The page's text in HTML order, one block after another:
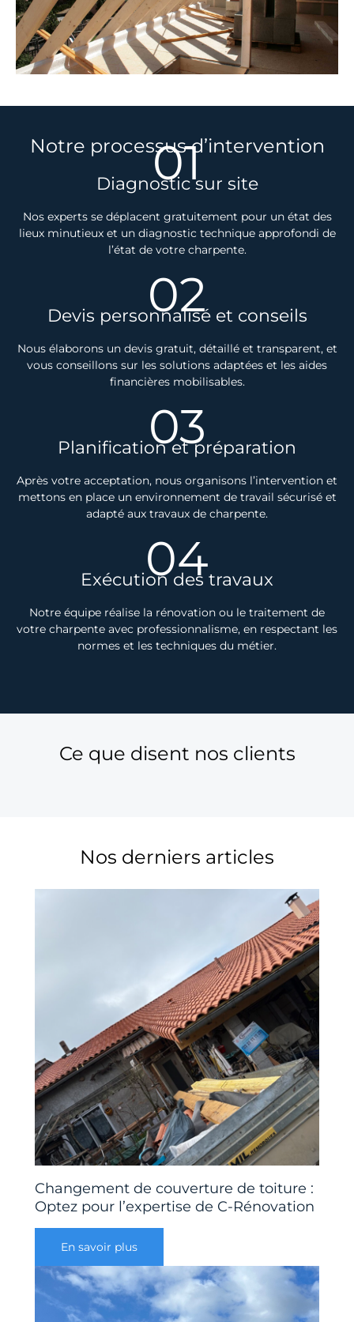
Notre processus d’intervention
01
Diagnostic sur site
Nos experts se déplacent gratuitement pour un état des
lieux minutieux et un diagnostic technique approfondi de
l’état de votre charpente.
02
Devis personnalisé et conseils
Nous élaborons un devis gratuit, détaillé et transparent, et
vous conseillons sur les solutions adaptées et les aides
financières mobilisables.
03
Planification et préparation
Après votre acceptation, nous organisons l’intervention et
mettons en place un environnement de travail sécurisé et
adapté aux travaux de charpente.
04
Exécution des travaux
Notre équipe réalise la rénovation ou le traitement de
votre charpente avec professionnalisme, en respectant les
normes et les techniques du métier.
Ce que disent nos clients
Nos derniers articles
Changement de couverture de toiture :
Optez pour l’expertise de C-Rénovation
En savoir plus